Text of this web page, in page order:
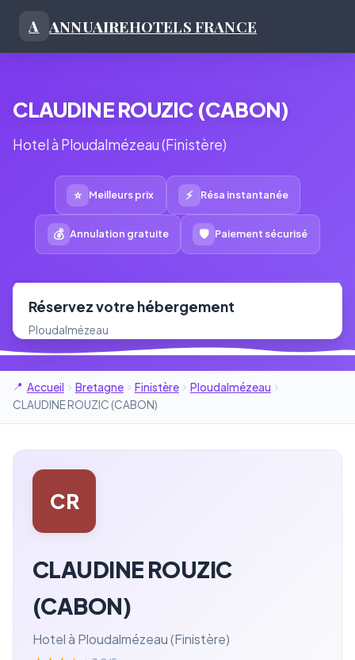
A ANNUAIREHOTELS FRANCE
CLAUDINE ROUZIC (CABON)
Hotel à Ploudalmézeau (Finistère)
⭐ Meilleurs prix ⚡ Résa instantanée
💰 Annulation gratuite 🛡 Paiement sécurisé
Réservez votre hébergement
Ploudalmézeau
Accueil Bretagne Finistère
Ploudalmézeau
CLAUDINE ROUZIC (CABON)
CR
CLAUDINE ROUZIC
(CABON)
Hotel à Ploudalmézeau (Finistère)